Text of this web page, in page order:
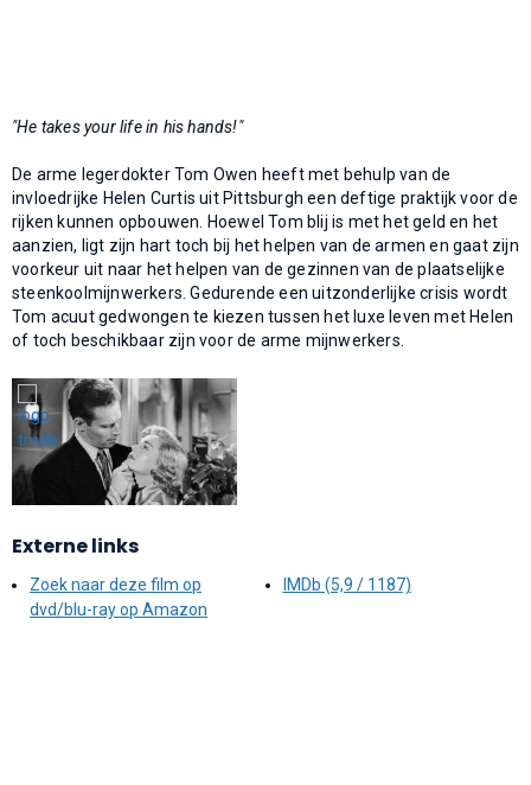
"He takes your life in his hands!"
De arme legerdokter Tom Owen heeft met behulp van de
invloedrijke Helen Curtis uit Pittsburgh een deftige praktijk voor de
rijken kunnen opbouwen. Hoewel Tom blij is met het geld en het
aanzien, ligt zijn hart toch bij het helpen van de armen en gaat zijn
voorkeur uit naar het helpen van de gezinnen van de plaatselijke
steenkoolmijnwerkers. Gedurende een uitzonderlijke crisis wordt
Tom acuut gedwongen te kiezen tussen het luxe leven met Helen
of toch beschikbaar zijn voor de arme mijnwerkers.
Externe links
Zoek naar deze film op
dvd/blu-ray op Amazon
IMDb (5,9 / 1187)